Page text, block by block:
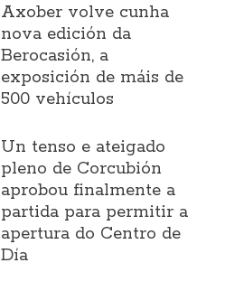
Axober volve cunha
nova edición da
Berocasión, a
exposición de máis de
500 vehículos
Un tenso e ateigado
pleno de Corcubión
aprobou finalmente a
partida para permitir a
apertura do Centro de
Día